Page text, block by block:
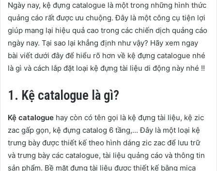
Ngày nay, kệ đựng catalogue là một trong những hình thức
quảng cáo rất được ưu chuộng. Đây là một công cụ tiện lợi
giúp mang lại hiệu quả cao trong các chiến dịch quảng cáo
ngày nay. Tại sao lại khẳng định như vậy? Hãy xem ngay
bài viết dưới đây để hiểu rõ hơn về kệ đựng catalogue nhé
là gì và cách lắp đặt loại kệ đựng tài liệu di động này nhé !!
1. Kệ catalogue là gì?
Kệ catalogue hay còn có tên gọi là kệ đựng tài liệu, kệ zic
zac gấp gọn, kệ đựng catalog 6 tầng,… Đây là một loại kệ
trưng bày được thiết kế theo hình dáng zic zac để lưu trữ
và trưng bày các catalogue, tài liệu quảng cáo và thông tin
sản phẩm. Bề mặt đựng tài liệu được thiết kế bằng mica